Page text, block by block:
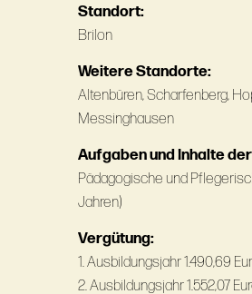
Standort:
Brilon
Weitere Standorte:
Altenbüren, Scharfenberg,
Messinghausen
Aufgaben und Inhalte
Pädagogische und
Jahren)
Vergütung:
1. Ausbildungsjahr
2. Ausbildungsjahr 1.552,07